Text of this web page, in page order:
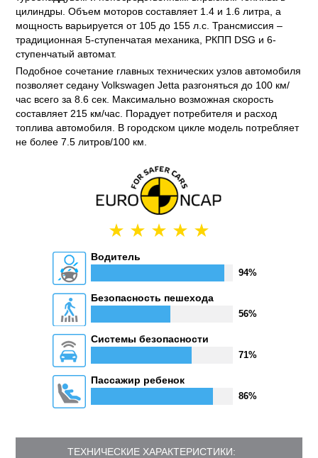
цилиндры. Объем моторов составляет 1.4 и 1.6 литра, а
мощность варьируется от 105 до 155 л.с. Трансмиссия –
традиционная 5-ступенчатая механика, РКПП DSG и 6-
ступенчатый автомат.
Подобное сочетание главных технических узлов автомобиля
позволяет седану Volkswagen Jetta разгоняться до 100 км/
час всего за 8.6 сек. Максимально возможная скорость
составляет 215 км/час. Порадует потребителя и расход
топлива автомобиля. В городском цикле модель потребляет
не более 7.5 литров/100 км.
Водитель
94%
Безопасность пешехода
56%
Системы безопасности
71%
Пассажир ребенок
86%
ТЕХНИЧЕСКИЕ ХАРАКТЕРИСТИКИ: